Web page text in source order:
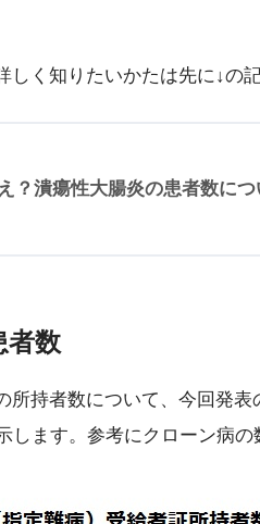
く知りたいかたは先に↓の記
？潰瘍性大腸炎の患者数につ
者数
所持者数について、今回発
します。参考にクローン病の